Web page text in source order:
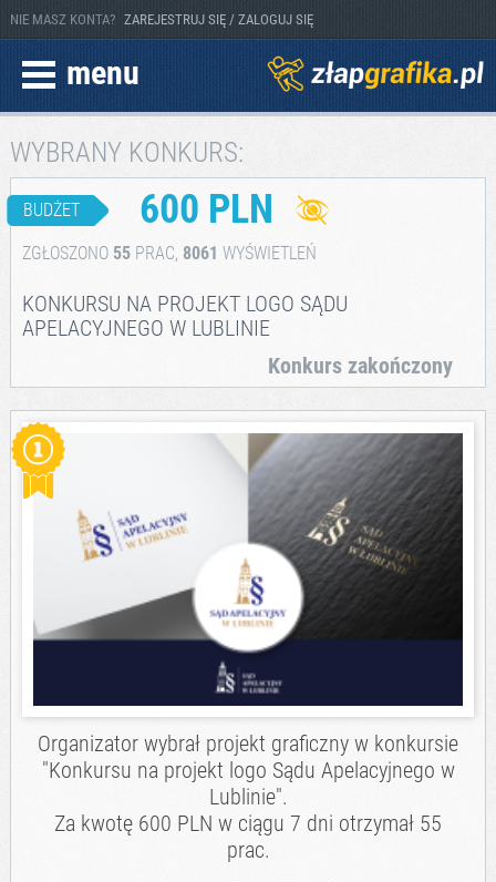
NIE MASZ KONTA? ZAREJESTRUJ SIĘ / ZALOGUJ SIĘ
menu
WYBRANY KONKURS:
BUDŻET 600 PLN
ZGŁOSZONO 55PRAC, 8061 WYŚWIETLEŃ
KONKURSU NA PROJEKT LOGO SĄDU
APELACYJNEGO W LUBLINIE
Konkurs zakończony
Organizator wybrał projekt graficzny w konkursie
"Konkursu na projekt logo Sądu Apelacyjnego w
Lublinie".
Za kwotę 600 PLN w ciągu 7 dni otrzymał 55
prac.